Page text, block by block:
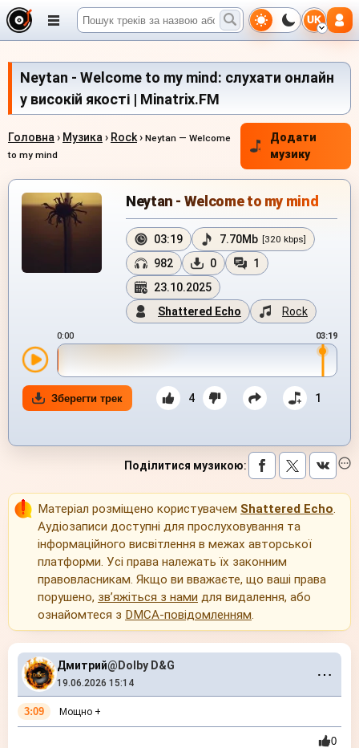
UK
Neytan - Welcome to my mind: слухати онлайн
у високій якості | Minatrix.FM
Головна › Музика › Rock› Neytan — Welcome
to my mind
Додати
музику
Neytan - Welcome to my mind
03:19 7.70Mb [320 kbps]
982 0
1
23.10.2025
Shattered Echo
Rock
0:00 03:19
Зберегти трек 4 1
Поділитися музикою:
Матеріал розміщено користувачем Shattered Echo.
Аудіозаписи доступні для прослуховування та
інформаційного висвітлення в межах авторської
платформи. Усі права належать їх законним
правовласникам. Якщо ви вважаєте, що ваші права
порушено, зв’яжіться з нами для видалення, або
ознайомтеся з DMCA-повідомленням.
Дмитрий@Dolby D&G
19.06.2026 15:14 ⋯
3:09 Мощно +
0